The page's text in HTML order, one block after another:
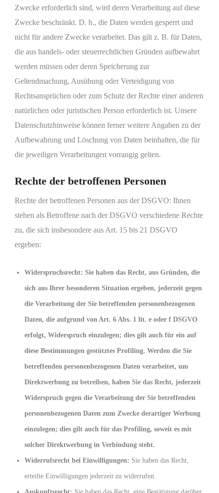
Zwecke erforderlich sind, wird deren Verarbeitung auf diese
Zwecke beschränkt. D. h., die Daten werden gesperrt und
nicht für andere Zwecke verarbeitet. Das gilt z. B. für Daten,
die aus handels- oder steuerrechtlichen Gründen aufbewahrt
werden müssen oder deren Speicherung zur
Geltendmachung, Ausübung oder Verteidigung von
Rechtsansprüchen oder zum Schutz der Rechte einer anderen
natürlichen oder juristischen Person erforderlich ist. Unsere
Datenschutzhinweise können ferner weitere Angaben zu der
Aufbewahrung und Löschung von Daten beinhalten, die für
die jeweiligen Verarbeitungen vorrangig gelten.
Rechte der betroffenen Personen
Rechte der betroffenen Personen aus der DSGVO: Ihnen
stehen als Betroffene nach der DSGVO verschiedene Rechte
zu, die sich insbesondere aus Art. 15 bis 21 DSGVO
ergeben:
Widerspruchsrecht: Sie haben das Recht, aus Gründen, die
sich aus Ihrer besonderen Situation ergeben, jederzeit gegen
die Verarbeitung der Sie betreffenden personenbezogenen
Daten, die aufgrund von Art. 6 Abs. 1 lit. e oder f DSGVO
erfolgt, Widerspruch einzulegen; dies gilt auch für ein auf
diese Bestimmungen gestütztes Profiling. Werden die Sie
betreffenden personenbezogenen Daten verarbeitet, um
Direktwerbung zu betreiben, haben Sie das Recht, jederzeit
Widerspruch gegen die Verarbeitung der Sie betreffenden
personenbezogenen Daten zum Zwecke derartiger Werbung
einzulegen; dies gilt auch für das Profiling, soweit es mit
solcher Direktwerbung in Verbindung steht.
Widerrufsrecht bei Einwilligungen: Sie haben das Recht,
erteilte Einwilligungen jederzeit zu widerrufen.